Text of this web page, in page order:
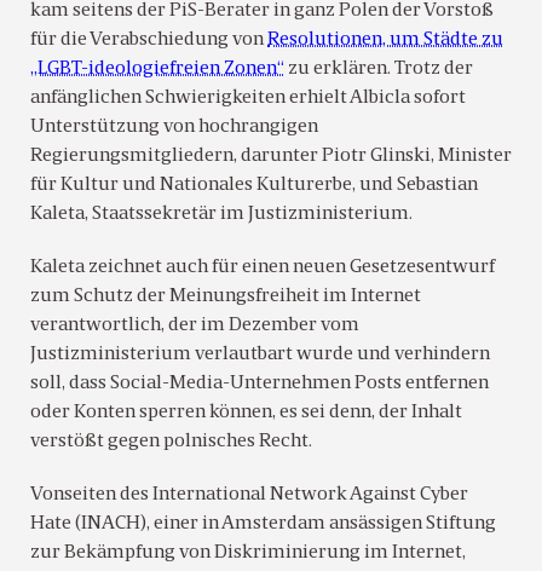
kam seitens der PiS-Berater in ganz Polen der Vorstoß
für die Verabschiedung vonResolutionen, um Städte zu
„LGBT-ideologiefreien Zonen“ zu erklären. Trotz der
anfänglichen Schwierigkeiten erhielt Albicla sofort
Unterstützung von hochrangigen
Regierungsmitgliedern, darunter Piotr Glinski, Minister
für Kultur und Nationales Kulturerbe, und Sebastian
Kaleta, Staatssekretär im Justizministerium.
Kaleta zeichnet auch für einen neuen Gesetzesentwurf
zum Schutz der Meinungsfreiheit im Internet
verantwortlich, der im Dezember vom
Justizministerium verlautbart wurde und verhindern
soll, dass Social-Media-Unternehmen Posts entfernen
oder Konten sperren können, es sei denn, der Inhalt
verstößt gegen polnisches Recht.
Vonseiten des International Network Against Cyber
Hate (INACH), einer in Amsterdam ansässigen Stiftung
zur Bekämpfung von Diskriminierung im Internet,